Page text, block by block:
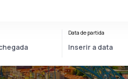
Data de partida